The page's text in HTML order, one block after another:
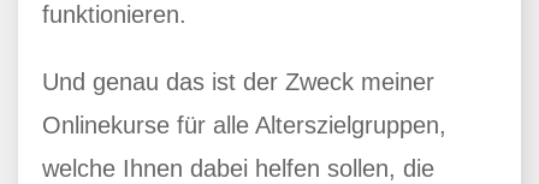
funktionieren.
Und genau das ist der Zweck meiner
Onlinekurse für alle Alterszielgruppen,
welche Ihnen dabei helfen sollen, die